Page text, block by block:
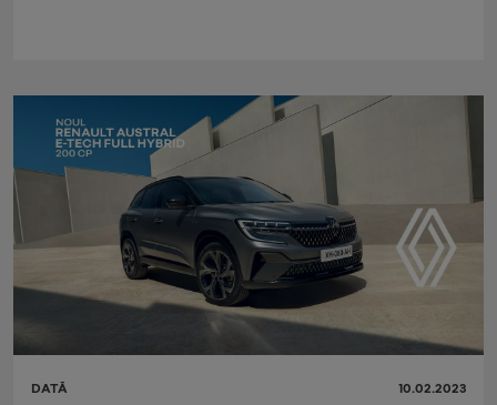
DATĂ
10.02.2023